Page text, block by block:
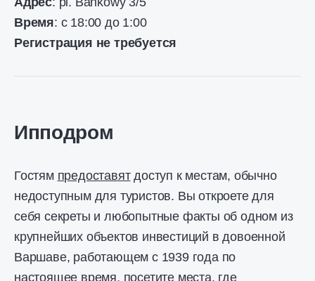
Время: с 18:00 до 1:00
Регистрация не требуется
Ипподром
Гостям предоставятдоступ к местам, обычно
недоступным для туристов. Вы откроете для
себя секреты и любопытные факты об одном из
крупнейших объектов инвестиций в довоенной
Варшаве, работающем с 1939 года по
настоящее время, посетите места, где